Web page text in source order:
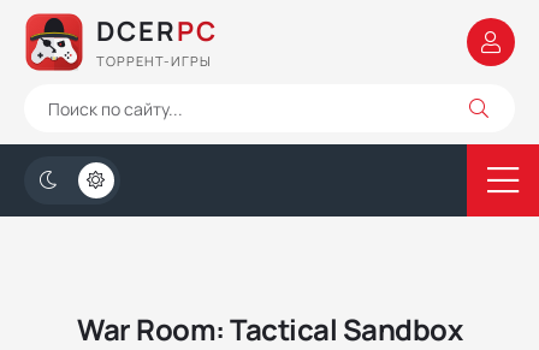
DCERPC
ТОРРЕНТ-ИГРЫ
War Room: Tactical Sandbox